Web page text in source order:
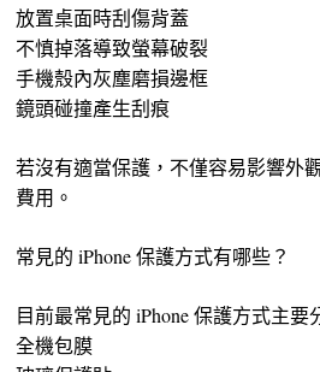
放置桌面時刮傷背蓋
不慎掉落導致螢幕破裂
手機殼內灰塵磨損邊框
鏡頭碰撞產生刮痕
若沒有適當保護，不僅容易影響外
費用。
常見的 iPhone 保護方式有哪些？
目前最常見的 iPhone 保護方式主要
全機包膜